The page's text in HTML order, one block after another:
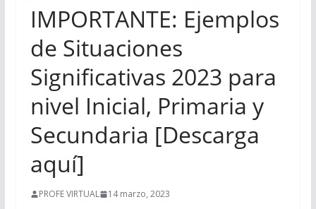
IMPORTANTE: Ejemplos
de Situaciones
Significativas 2023 para
nivel Inicial, Primaria y
Secundaria [Descarga
aquí]
PROFE VIRTUAL 14 marzo, 2023